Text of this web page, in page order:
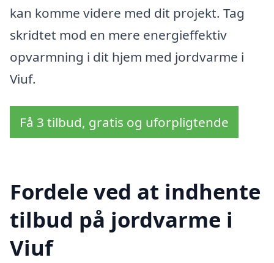
kan komme videre med dit projekt. Tag
skridtet mod en mere energieffektiv
opvarmning i dit hjem med jordvarme i
Viuf.
Få 3 tilbud, gratis og uforpligtende
Fordele ved at indhente
tilbud på jordvarme i
Viuf